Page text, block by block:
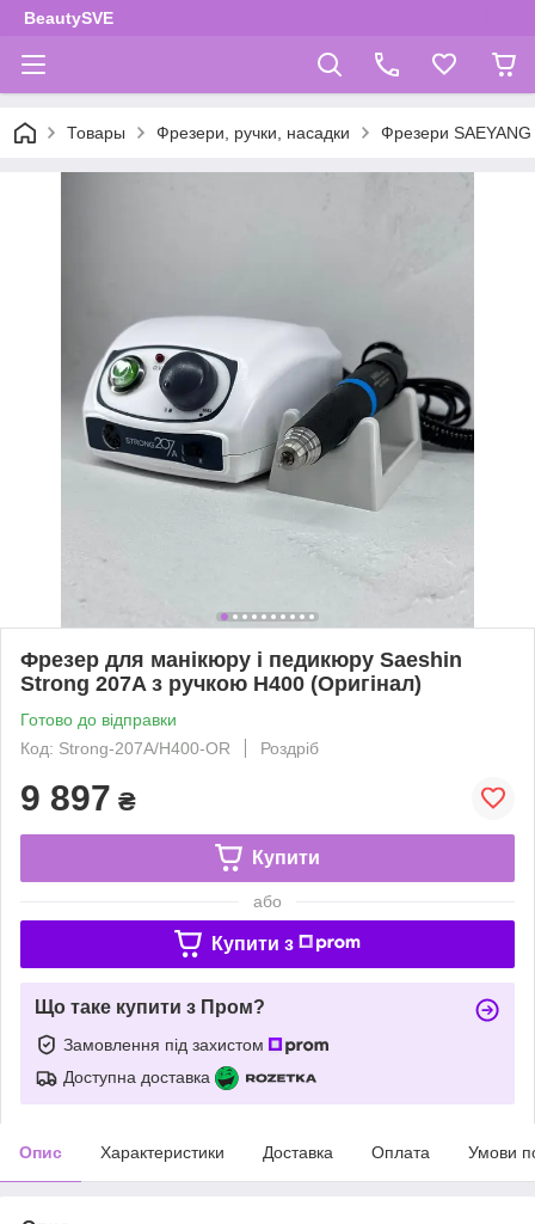
BeautySVE
Товары Фрезери, ручки, насадки Фрезери
Фрезер для манікюру і педикюру Saeshin
Strong 207A з ручкою H400 (Оригінал)
Готово до відправки
Код: Strong-207A/H400-OR
Роздріб
9 897 ₴
Купити
або
Купити з
Що таке купити з Пром?
Замовлення під захистом
Доступна доставка
Опис Характеристики Доставка Оплата Умови